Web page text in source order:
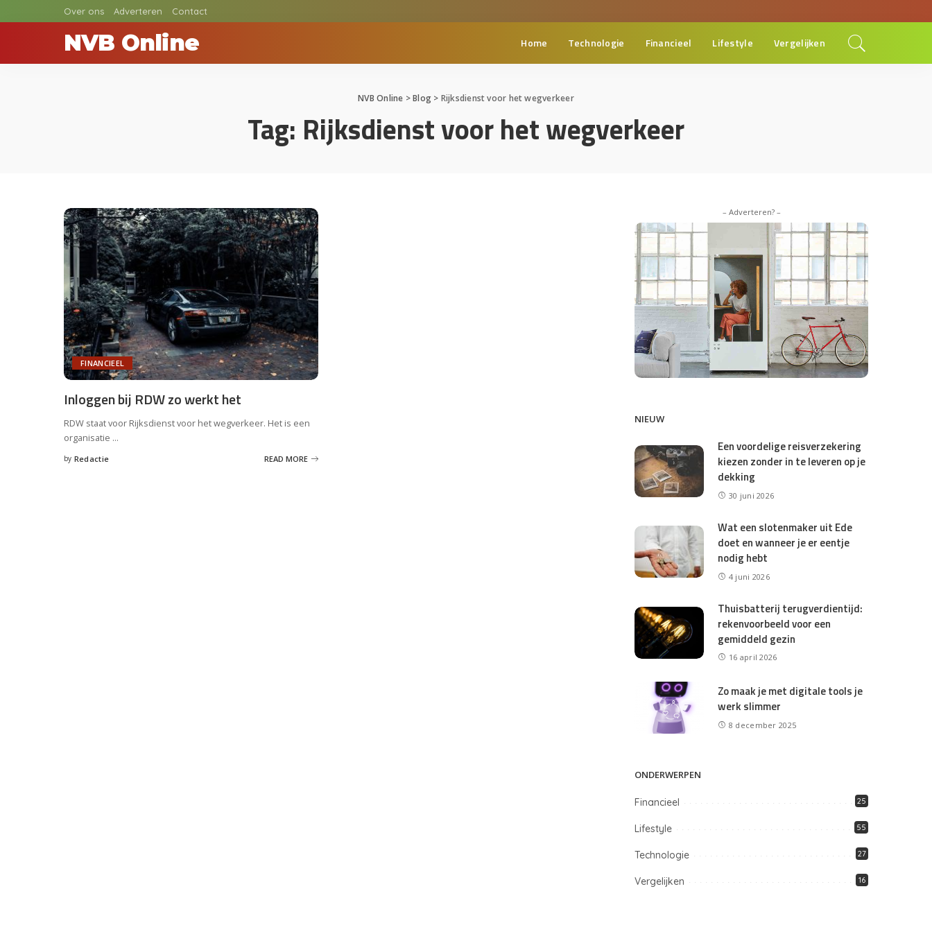
Over ons Adverteren Contact
NVB Online Home Technologie Financieel Lifestyle Vergelijken
NVB Online >Blog > Rijksdienst voor het wegverkeer
Tag: Rijksdienst voor het wegverkeer
FINANCIEEL
Inloggen bij RDW zo werkt het
RDW staat voor Rijksdienst voor het wegverkeer. Het is een
organisatie ...
Posted
by Redactie READ MORE
– Adverteren? –
NIEUW
Een voordelige reisverzekering
kiezen zonder in te leveren op je
dekking
30 juni 2026
Wat een slotenmaker uit Ede
doet en wanneer je er eentje
nodig hebt
4 juni 2026
Thuisbatterij terugverdientijd:
rekenvoorbeeld voor een
gemiddeld gezin
16 april 2026
Zo maak je met digitale tools je
werk slimmer
8 december 2025
ONDERWERPEN
Financieel 25
Lifestyle 55
Technologie 27
Vergelijken 16